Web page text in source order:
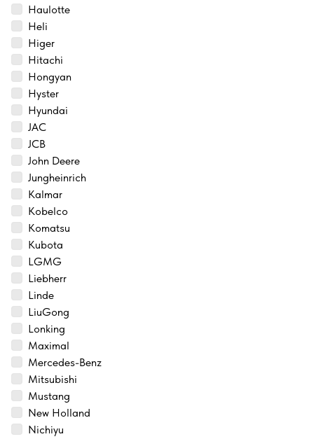
Haulotte
Heli
Higer
Hitachi
Hongyan
Hyster
Hyundai
JAC
JCB
John Deere
Jungheinrich
Kalmar
Kobelco
Komatsu
Kubota
LGMG
Liebherr
Linde
LiuGong
Lonking
Maximal
Mercedes-Benz
Mitsubishi
Mustang
New Holland
Nichiyu